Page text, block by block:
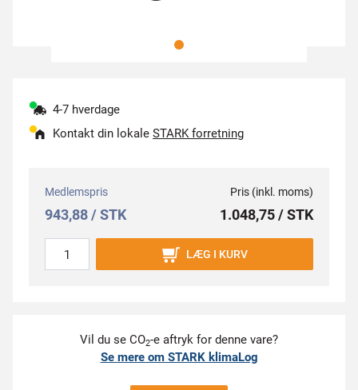
4-7 hverdage
Kontakt din lokale STARK forretning
Medlemspris
943,88 / STK
Pris (inkl. moms)
1.048,75 / STK
LÆG I KURV
Vil du se CO2-e aftryk for denne vare?
Se mere om STARK klimaLog